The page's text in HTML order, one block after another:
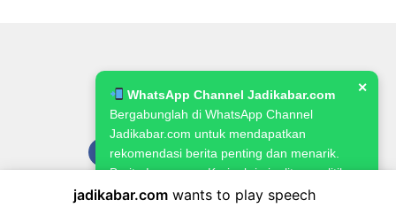
Pedoman Media Siber Kode Etik Jurnalistik
jadikabar.com wants to play speech
WhatsApp Channel Jadikabar.com
Bergabunglah di WhatsApp Channel
Jadikabar.com untuk mendapatkan
rekomendasi berita penting dan menarik.
Berita Lowongan Kerja, kriminalitas, politik,
pemerintahan, pertanian & ketahanan
✕